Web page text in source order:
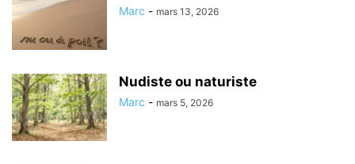
Marc - mars 13, 2026
Nudiste ou naturiste
Marc - mars 5, 2026